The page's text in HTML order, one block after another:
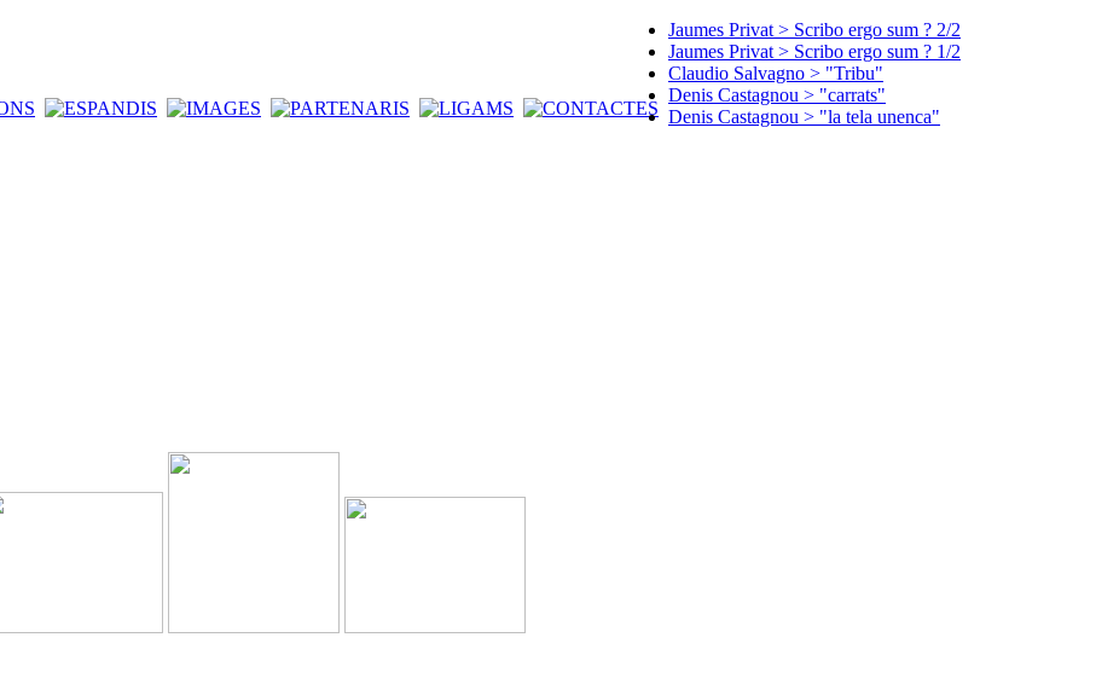
Jaumes Privat > Scribo ergo sum ? 2/2
Jaumes Privat > Scribo ergo sum ? 1/2
Claudio Salvagno > "Tribu"
Denis Castagnou > "carrats"
Denis Castagnou > "la tela unenca"